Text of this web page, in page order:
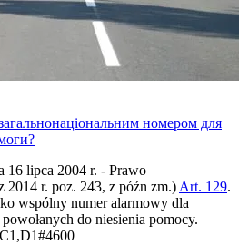
номером для
16 lipca 2004 r. - Prawo
r. poz. 243, z późn zm.) Art. 129.
wspólny numer alarmowy dla
do niesienia pomocy.
#4600